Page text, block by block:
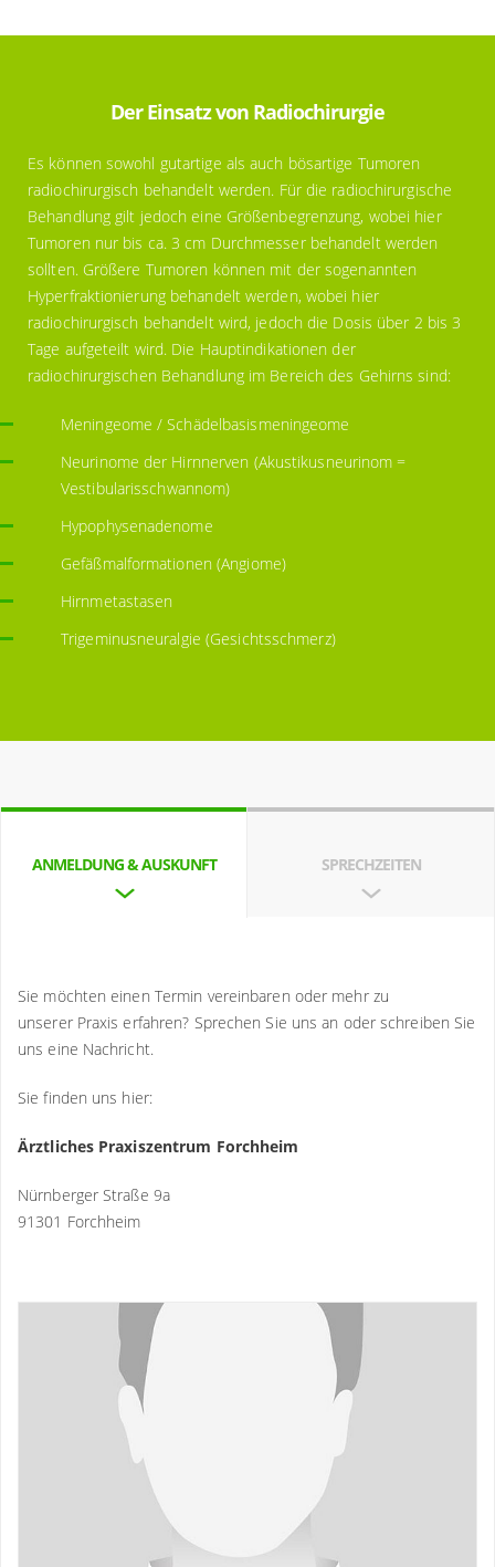
Der Einsatz von Radiochirurgie
Es können sowohl gutartige als auch bösartige Tumoren
radiochirurgisch behandelt werden. Für die radiochirurgische
Behandlung gilt jedoch eine Größenbegrenzung, wobei hier
Tumoren nur bis ca. 3 cm Durchmesser behandelt werden
sollten. Größere Tumoren können mit der sogenannten
Hyperfraktionierung behandelt werden, wobei hier
radiochirurgisch behandelt wird, jedoch die Dosis über 2 bis 3
Tage aufgeteilt wird. Die Hauptindikationen der
radiochirurgischen Behandlung im Bereich des Gehirns sind:
Meningeome / Schädelbasismeningeome
Neurinome der Hirnnerven (Akustikusneurinom =
Vestibularisschwannom)
Hypophysenadenome
Gefäßmalformationen (Angiome)
Hirnmetastasen
Trigeminusneuralgie (Gesichtsschmerz)
ANMELDUNG & AUSKUNFT SPRECHZEITEN
Sie möchten einen Termin vereinbaren oder mehr zu
unserer Praxis erfahren? Sprechen Sie uns an oder schreiben Sie
uns eine Nachricht.
Sie finden uns hier:
Ärztliches Praxiszentrum Forchheim
Nürnberger Straße 9a
91301 Forchheim